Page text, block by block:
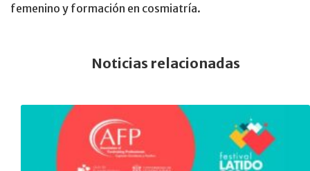
femenino y formación en cosmiatría.
Noticias relacionadas